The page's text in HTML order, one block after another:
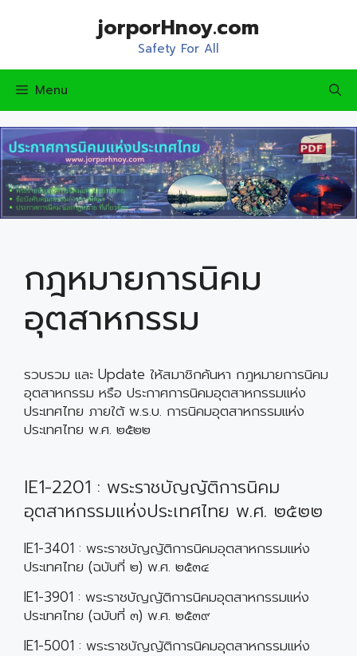
jorporHnoy.com
Safety For All
Menu
กฎหมายการนิคม
อุตสาหกรรม
รวบรวม และ Update ให้สมาชิกค้นหา กฎหมายการนิคม
อุตสาหกรรม หรือ ประกาศการนิคมอุตสาหกรรมแห่ง
ประเทศไทย ภายใต้ พ.ร.บ. การนิคมอุตสาหกรรมแห่ง
ประเทศไทย พ.ศ. ๒๕๒๒
IE1-2201 : พระราชบัญญัติการนิคม
อุตสาหกรรมแห่งประเทศไทย พ.ศ. ๒๕๒๒
IE1-3401 : พระราชบัญญัติการนิคมอุตสาหกรรมแห่ง
ประเทศไทย (ฉบับที่ ๒) พ.ศ. ๒๕๓๔
IE1-3901 : พระราชบัญญัติการนิคมอุตสาหกรรมแห่ง
ประเทศไทย (ฉบับที่ ๓) พ.ศ. ๒๕๓๙
IE1-5001 : พระราชบัญญัติการนิคมอุตสาหกรรมแห่ง